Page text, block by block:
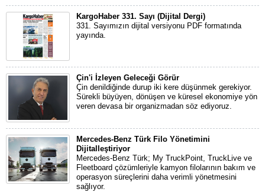
KargoHaber 331. Sayı (Dijital Dergi)
331. Sayımızın dijital versiyonu PDF formatında
yayında.
Çin'i İzleyen Geleceği Görür
Çin denildiğinde durup iki kere düşünmek gerekiyor.
Sürekli büyüyen, dönüşen ve küresel ekonomiye yön
veren devasa bir organizmadan söz ediyoruz.
Mercedes-Benz Türk Filo Yönetimini
Dijitalleştiriyor
Mercedes-Benz Türk; My TruckPoint, TruckLive ve
Fleetboard çözümleriyle kamyon filolarının bakım ve
operasyon süreçlerini daha verimli yönetmesini
sağlıyor.